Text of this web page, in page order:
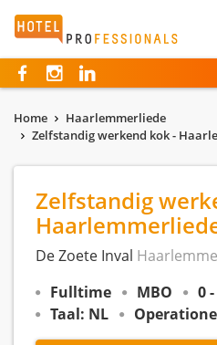
Hotelprofessionals
Home
Haarlemmerliede
Zelfstandig werkend kok -
Zelfstandig
De Zoete Inval
Fulltime
MBO
0
Taal: NL